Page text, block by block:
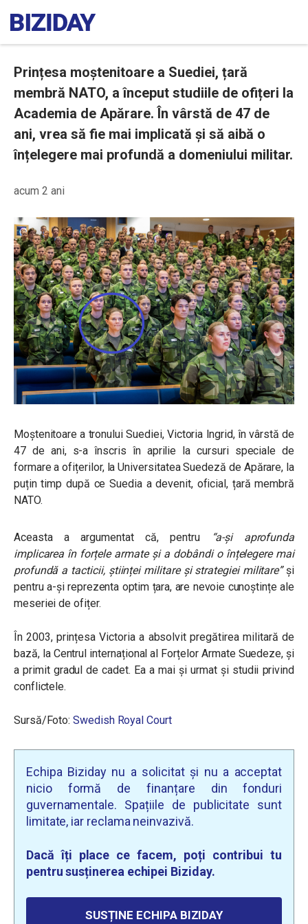
Prințesa moștenitoare a Suediei, țară
membră NATO, a început studiile de ofițeri la
Academia de Apărare. În vârstă de 47 de
ani, vrea să fie mai implicată și să aibă o
înțelegere mai profundă a domeniului militar.
acum 2 ani
Moștenitoare a tronului Suediei, Victoria Ingrid, în vârstă de
47 de ani, s-a înscris în aprilie la cursuri speciale de
formare a ofițerilor, la Universitatea Suedeză de Apărare, la
puțin timp după ce Suedia a devenit, oficial, țară membră
NATO.
Aceasta a argumentat că, pentru
“a-și aprofunda
implicarea în forțele armate și a dobândi o înțelegere mai
profundă a tacticii, științei militare și strategiei militare”și
pentru a-și reprezenta optim țara, are nevoie cunoștințe ale
meseriei de ofițer.
În 2003, prințesa Victoria a absolvit pregătirea militară de
bază, la Centrul internațional al Forțelor Armate Suedeze, și
a primit gradul de cadet. Ea a mai și urmat și studii privind
conflictele.
Sursă/Foto:Swedish Royal Court
Echipa Biziday nu a solicitat și nu a acceptat
nicio formă de finanțare din fonduri
guvernamentale. Spațiile de publicitate sunt
limitate, iar reclama neinvazivă.
Dacă îți place ce facem, poți contribui tu
pentru susținerea echipei Biziday.
SUSȚINE ECHIPA BIZIDAY